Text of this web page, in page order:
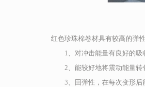
红色珍珠棉卷材具有较高的弹性
1、对冲击能量有良好的吸收
2、能较好地将震动能量转化为
3、回弹性，在每次变形后能较